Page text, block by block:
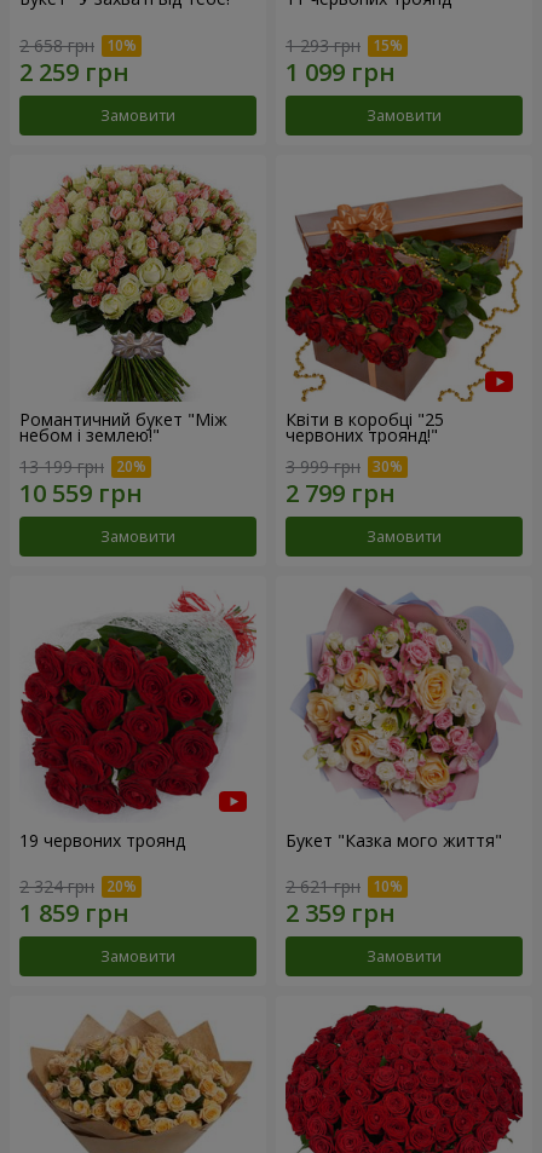
2 658 грн
Замовити
1 293 грн
Замовити
Романтичний букет "Між
небом і землею!"
13 199 грн
Замовити
Квіти в коробці "25
червоних троянд!"
3 999 грн
Замовити
19 червоних троянд
2 324 грн
Замовити
Букет "Казка мого життя"
2 621 грн
Замовити